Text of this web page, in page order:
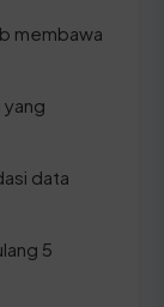
membawa
data
5